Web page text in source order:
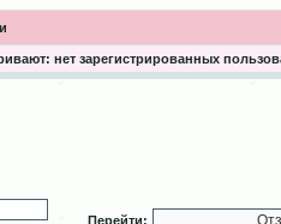
нет зарегистрированных
Перейти: